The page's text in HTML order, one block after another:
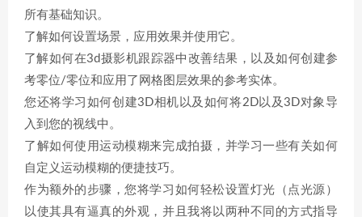
所有基础知识。
了解如何设置场景，应用效果并使用它。
了解如何在3d摄影机跟踪器中改善结果，以及如何创建参
考零位/零位和应用了网格图层效果的参考实体。
您还将学习如何创建3D相机以及如何将2D以及3D对象导
入到您的视线中。
了解如何使用运动模糊来完成拍摄，并学习一些有关如何
自定义运动模糊的便捷技巧。
作为额外的步骤，您将学习如何轻松设置灯光（点光源）
以使其具有逼真的外观，并且我将以两种不同的方式指导